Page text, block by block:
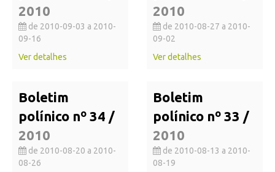
2010
de 2010-09-03 a 2010-
09-16
Ver detalhes
2010
de 2010-08-27 a 2010-
09-02
Ver detalhes
Boletim
polínico nº 34 /
2010
de 2010-08-20 a 2010-
08-26
Boletim
polínico nº 33 /
2010
de 2010-08-13 a 2010-
08-19